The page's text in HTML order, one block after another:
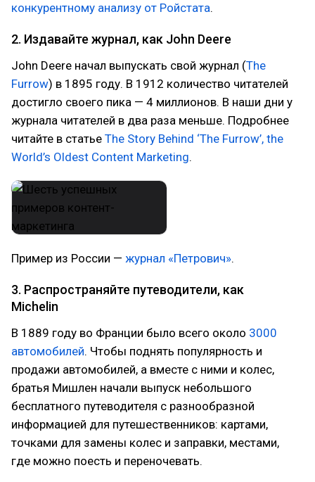
конкурентному анализу от Ройстата.
2. Издавайте журнал, как John Deere
John Deere начал выпускать свой журнал (The
Furrow) в 1895 году. В 1912 количество читателей
достигло своего пика — 4 миллионов. В наши дни у
журнала читателей в два раза меньше. Подробнее
читайте в статье The Story Behind ‘The Furrow’, the
World’s Oldest Content Marketing.
Пример из России — журнал «Петрович».
3. Распространяйте путеводители, как
Michelin
В 1889 году во Франции было всего около 3000
автомобилей. Чтобы поднять популярность и
продажи автомобилей, а вместе с ними и колес,
братья Мишлен начали выпуск небольшого
бесплатного путеводителя с разнообразной
информацией для путешественников: картами,
точками для замены колес и заправки, местами,
где можно поесть и переночевать.